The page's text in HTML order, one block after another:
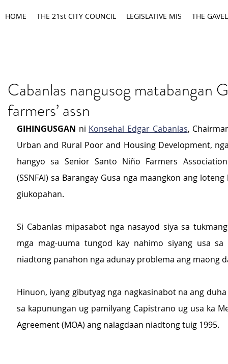
HOME THE 21st CITY COUNCIL LEGISLATIVE MIS THE GAVEL
Cabanlas nangusog matabangan
farmers’ assn
GIHINGUSGAN ni Konsehal Edgar Cabanlas,
Urban and Rural Poor and Housing Development,
hangyo sa Senior Santo Niño Farmers
(SSNFAI) sa Barangay Gusa nga maangkon ang
giukopahan.
Si Cabanlas mipasabot nga nasayod siya sa
mga mag-uuma tungod kay nahimo siyang usa sa
niadtong panahon nga adunay problema ang maong
Hinuon, iyang gibutyag nga nagkasinabot na ang
sa kapunungan ug pamilyang Capistrano ug usa ka
Agreement (MOA) ang nalagdaan niadtong tuig 1995.